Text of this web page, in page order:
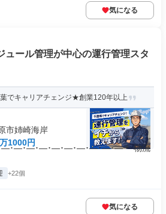
気になる
ュール管理が中心の運行管理スタ
でキャリアチェンジ★創業120年以上
市姉崎海岸
1000円
･―･―･―･―･―･―･―･―･―･―＊ 物流
+22個
気になる